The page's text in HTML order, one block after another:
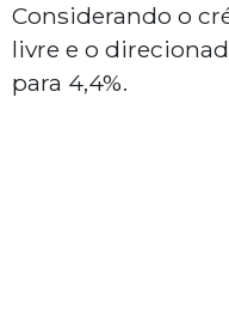
Considerando o
livre e o
para 4,4%.